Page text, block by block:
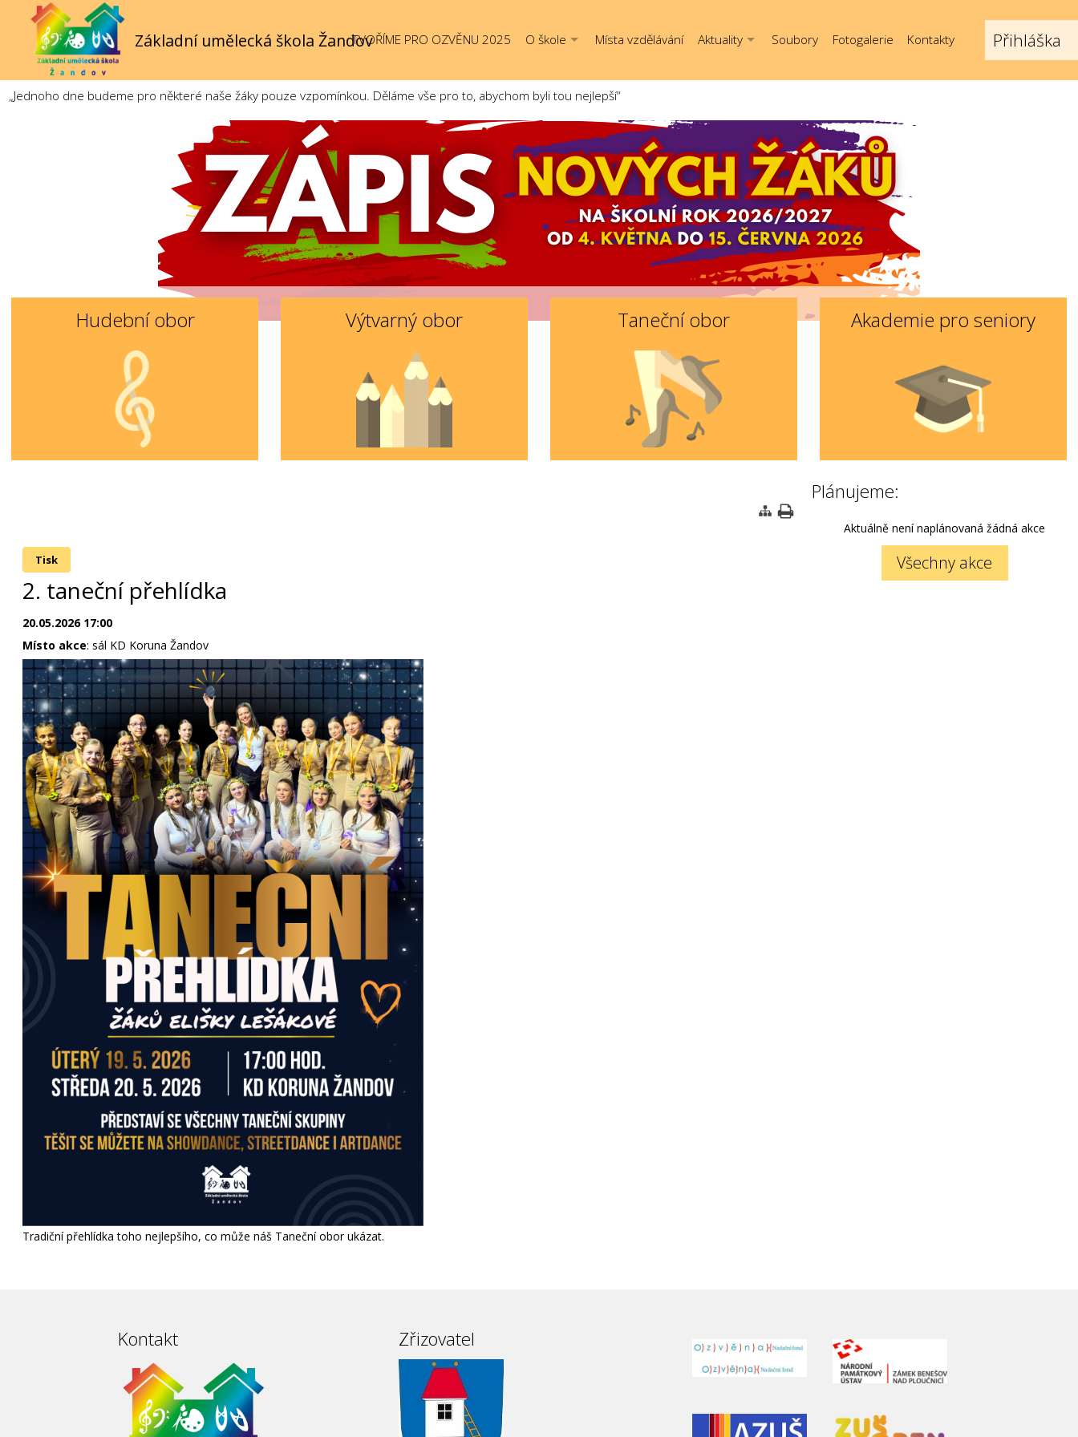
Základní umělecká škola Žandov Přihláška
TVOŘÍME PRO OZVĚNU 2025 O škole Místa vzdělávání Aktuality Soubory Fotogalerie Kontakty
„Jednoho dne budeme pro některé naše žáky pouze vzpomínkou. Děláme vše pro to, abychom byli tou nejlepší“
Hudební obor Výtvarný obor Taneční obor Akademie pro seniory
Tisk
2. taneční přehlídka
20.05.2026 17:00
Místo akce: sál KD Koruna Žandov
Tradiční přehlídka toho nejlepšího, co může náš Taneční obor ukázat.
Plánujeme:
Aktuálně není naplánovaná žádná akce
Všechny akce
Kontakt Zřizovatel